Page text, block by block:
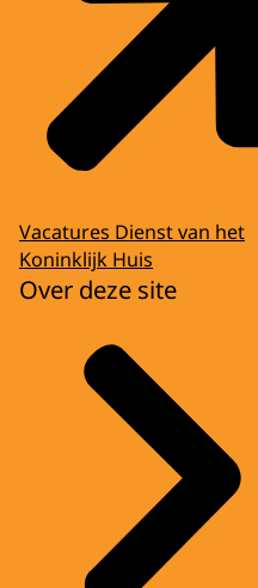
Vacatures Dienst van het
Koninklijk Huis
Over deze site